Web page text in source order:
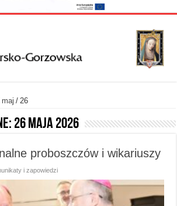
maj / 26
26 maja 2026
proboszczów i wikariuszy
i zapowiedzi